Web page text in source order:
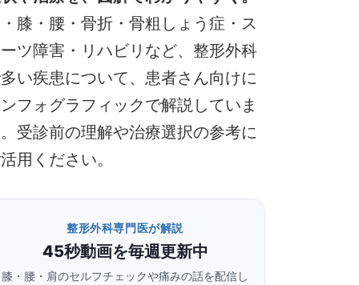
膝・腰・骨折・骨粗しょう症・ス
ツ障害・リハビリなど、整形外科
い疾患について、患者さん向けに
フォグラフィックで解説していま
受診前の理解や治療選択の参考に
用ください。
整形外科専門医が解説
45秒動画を毎週更新中
膝・腰・肩のセルフチェックや痛みの話を配信し